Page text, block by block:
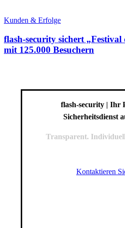
security
„Festival
der
Riesendrachen“
Kunden & Erfolge
flash-security sichert „Festival
mit 125.000 Besuchern
flash-security | Ihr
Sicherheitsdienst
Transparent.
Kontaktieren